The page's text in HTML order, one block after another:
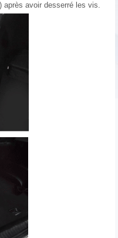
après avoir desserré les vis.